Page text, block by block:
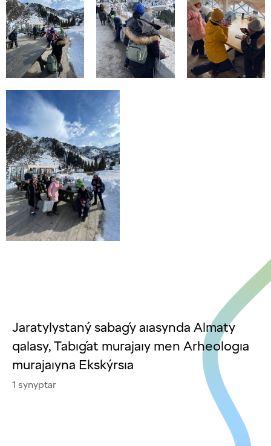
Jaratylystaný sabaǵy aıasynda Almaty
qalasy, Tabıǵat murajaıy men Arheologıa
murajaıyna Ekskýrsıa
1 synyptar